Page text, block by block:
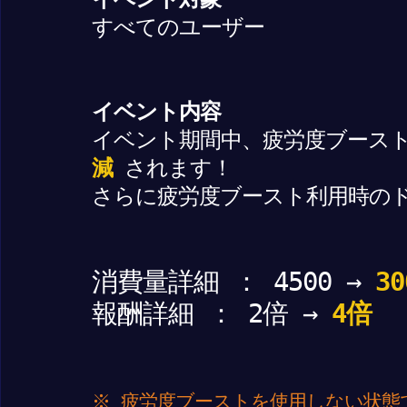
すべてのユーザー
イベント内容
イベント期間中、疲労度ブース
減 されます！
さらに疲労度ブースト利用時
消費量詳細 ： 4500 →
報酬詳細 ： 2倍 → 4倍
※ 疲労度ブーストを使用しない状態